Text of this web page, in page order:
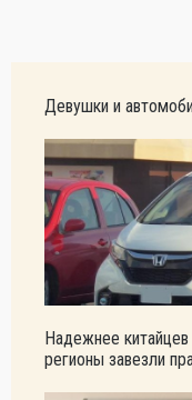
Девушки и
Надежнее китайцев
регионы завезли